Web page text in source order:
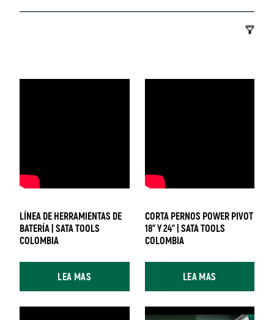
LÍNEA DE HERRAMIENTAS DE
BATERÍA | SATA TOOLS
COLOMBIA
LEA MAS
CORTA PERNOS POWER PIVOT
18" Y 24" | SATA TOOLS
COLOMBIA
LEA MAS